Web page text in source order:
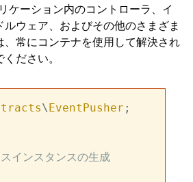
ケーション内のコントローラ、イ
ウェア、およびその他のさまざま
、常にコンテナを使用して解決され
ださい。
\EventPusher ;
インスタンスの生成